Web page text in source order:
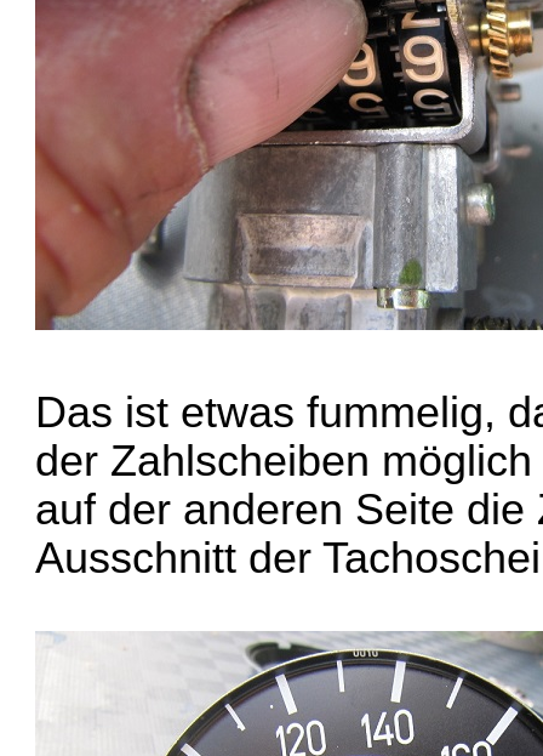
Das ist etwas fummelig,
der Zahlscheiben
auf der anderen Seite
Ausschnitt der